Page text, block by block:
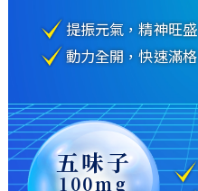
提振元氣，精神旺盛
動力全開，快速滿格
五味子
100mg